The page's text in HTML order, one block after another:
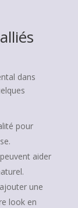
dans
pour
aider
une
look en